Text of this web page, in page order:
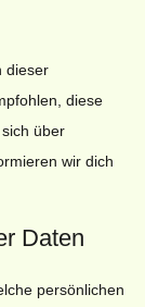
dieser
diese
über
wir dich
Daten
persönlichen